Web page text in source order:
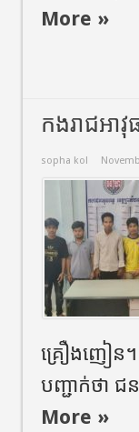
More »
កងរាជអា
sopha kol
គ្រឿងញៀន។
បញ្ជាក់ថា
More »